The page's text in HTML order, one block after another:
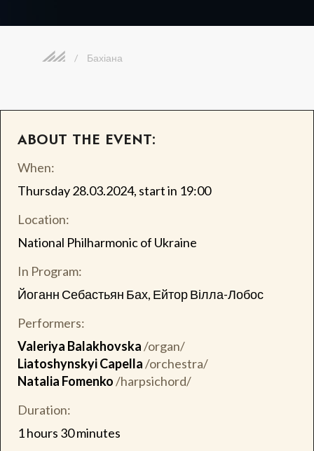
/ Бахіана
ABOUT THE EVENT:
When:
Thursday 28.03.2024, start in 19:00
Location:
National Philharmonic of Ukraine
In Program:
Йоганн Себастьян Бах, Ейтор Вілла-Лобос
Performers:
Valeriya Balakhovska/organ/
Liatoshynskyi Capella/orchestra/
Natalia Fomenko/harpsichord/
Duration:
1 hours 30 minutes